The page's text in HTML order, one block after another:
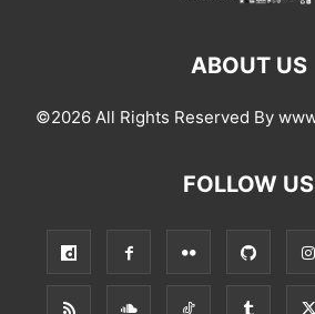
ABOUT US
©2026 All Rights Reserved By
FOLLOW US